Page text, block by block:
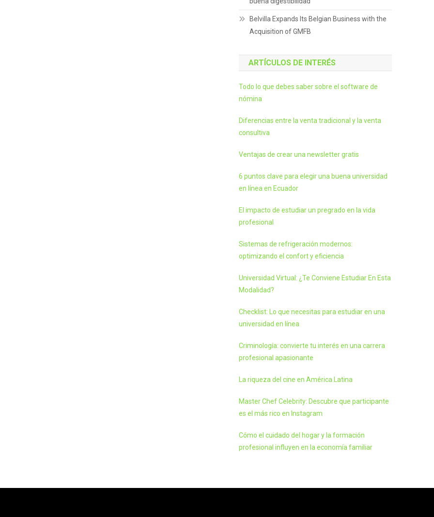
Belvilla Expands Its Belgian Business with the
Acquisition of GMFB
ARTÍCULOS DE INTERÉS
Todo lo que debes saber sobre el software de
nómina
Diferencias entre la venta tradicional y la venta
consultiva
Ventajas de crear una newsletter gratis
6 puntos clave para elegir una buena universidad
en línea en Ecuador
El impacto de estudiar un pregrado en la vida
profesional
Sistemas de refrigeración modernos:
optimizando el confort y eficiencia
Universidad Virtual: ¿Te Conviene Estudiar En Esta
Modalidad?
Checklist: Lo que necesitas para estudiar en una
universidad en línea
Criminología: convierte tu interés en una carrera
profesional apasionante
La riqueza del cine en América Latina
Master Chef Celebrity: Descubre que participante
es el más rico en Instagram
Cómo el cuidado del hogar y la formación
profesional influyen en la economía familiar